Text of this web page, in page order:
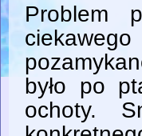
Problem
było po
ochoty.